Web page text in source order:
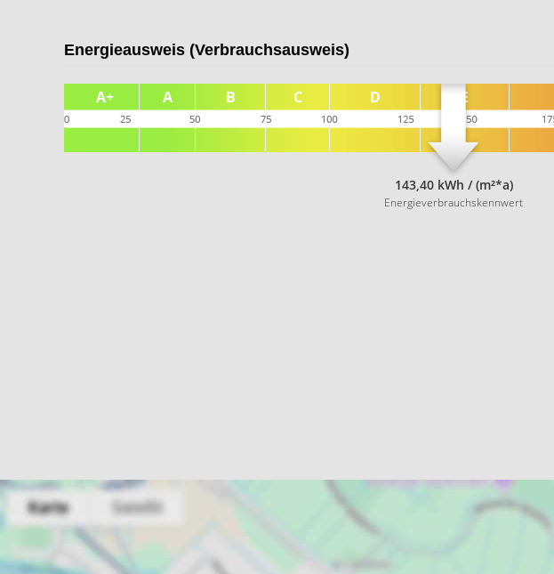
Energieausweis (Verbrauchsausweis)
143,40 kWh / (m²*a)
Energieverbrauchskennwert